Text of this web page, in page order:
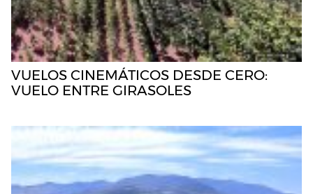
VUELOS CINEMÁTICOS DESDE CERO:
VUELO ENTRE GIRASOLES